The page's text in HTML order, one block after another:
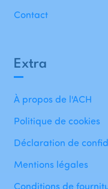
Extra
À propos de l'ACH
Politique de cookies
Déclaration de
Mentions légales
Conditions de
Contact